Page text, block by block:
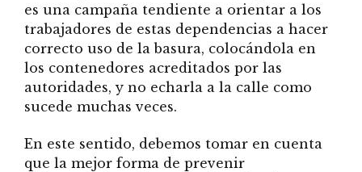
es una campaña tendiente a orientar a los
trabajadores de estas dependencias a hacer
correcto uso de la basura, colocándola en
los contenedores acreditados por las
autoridades, y no echarla a la calle como
sucede muchas veces.
En este sentido, debemos tomar en cuenta
que la mejor forma de prevenir